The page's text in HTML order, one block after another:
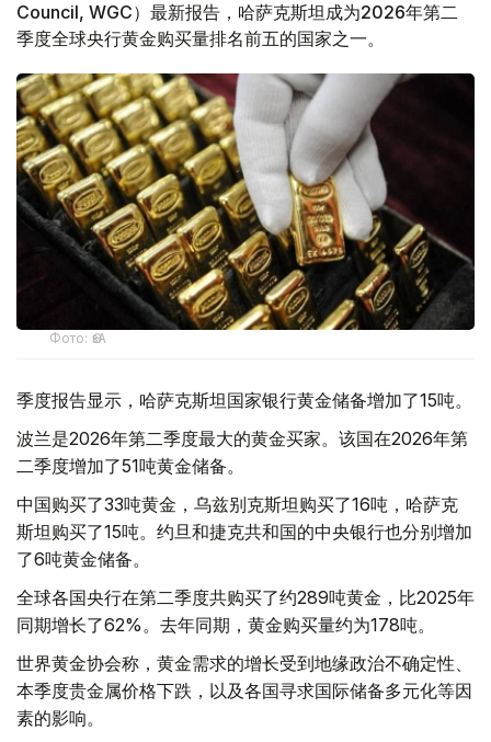
Council, WGC）最新报告，哈萨克斯坦成为2026年第二
季度全球央行黄金购买量排名前五的国家之一。
Фото: ӨзА
季度报告显示，哈萨克斯坦国家银行黄金储备增加了15吨。
波兰是2026年第二季度最大的黄金买家。该国在2026年第
二季度增加了51吨黄金储备。
中国购买了33吨黄金，乌兹别克斯坦购买了16吨，哈萨克
斯坦购买了15吨。约旦和捷克共和国的中央银行也分别增加
了6吨黄金储备。
全球各国央行在第二季度共购买了约289吨黄金，比2025年
同期增长了62%。去年同期，黄金购买量约为178吨。
世界黄金协会称，黄金需求的增长受到地缘政治不确定性、
本季度贵金属价格下跌，以及各国寻求国际储备多元化等因
素的影响。